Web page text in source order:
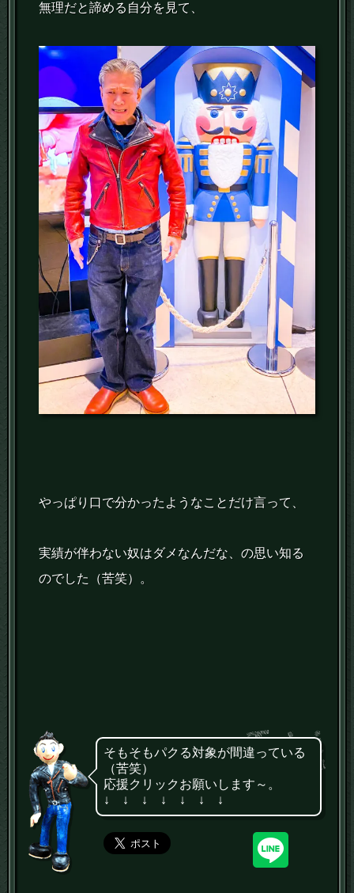
無理だと諦める自分を見て、
やっぱり口で分かったようなことだけ言って、
実績が伴わない奴はダメなんだな、の思い知る
のでした（苦笑）。
そもそもパクる対象が間違っている
（苦笑）
応援クリックお願いします～。
↓ ↓ ↓ ↓ ↓ ↓ ↓